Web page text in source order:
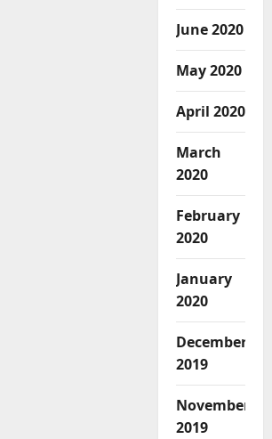
June 2020
May 2020
April 2020
March
2020
February
2020
January
2020
December
2019
November
2019